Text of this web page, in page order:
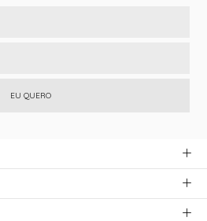
EU QUERO